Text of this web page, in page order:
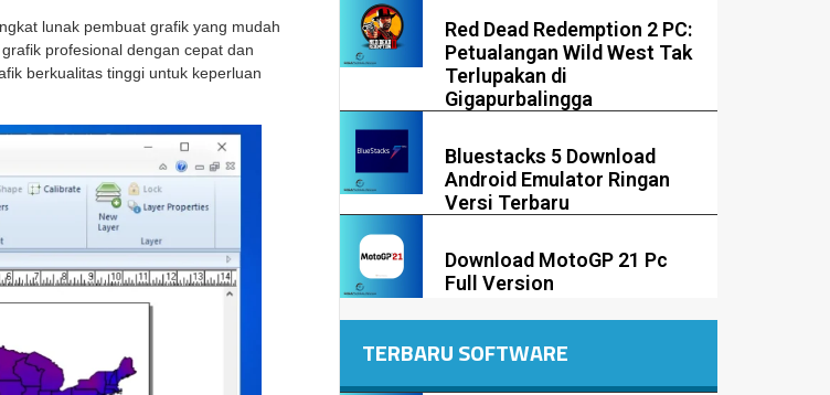
lunak pembuat grafik yang mudah
profesional dengan cepat dan
berkualitas tinggi untuk keperluan
Red Dead Redemption 2 PC:
Petualangan Wild West Tak
Terlupakan di
Gigapurbalingga
Bluestacks 5 Download
Android Emulator Ringan
Versi Terbaru
Download MotoGP 21 Pc
Full Version
TERBARU SOFTWARE